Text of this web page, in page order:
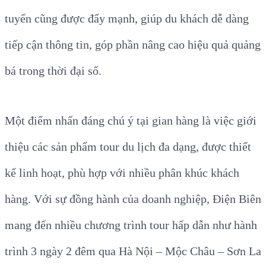
tuyến cũng được đẩy mạnh, giúp du khách dễ dàng
tiếp cận thông tin, góp phần nâng cao hiệu quả quảng
bá trong thời đại số.
Một điểm nhấn đáng chú ý tại gian hàng là việc giới
thiệu các sản phẩm tour du lịch đa dạng, được thiết
kế linh hoạt, phù hợp với nhiều phân khúc khách
hàng. Với sự đồng hành của doanh nghiệp, Điện Biên
mang đến nhiều chương trình tour hấp dẫn như hành
trình 3 ngày 2 đêm qua Hà Nội – Mộc Châu – Sơn La